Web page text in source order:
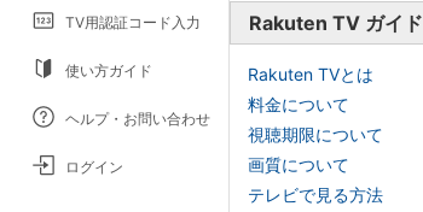
TV用認証コード入力
使い方ガイド
ヘルプ・お問い合わせ
ログイン
Rakuten TV ガイド
Rakuten TVとは
料金について
視聴期限について
画質について
テレビで見る方法